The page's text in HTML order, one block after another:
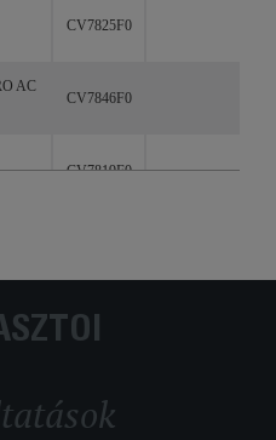
CV7825F0
AC
CV7846F0
CV7819F0